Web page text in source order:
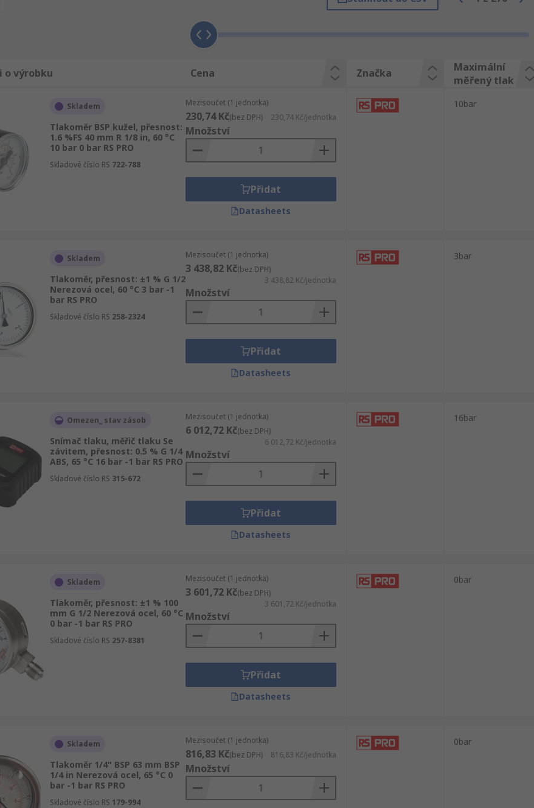
přesvědčili sami a proto Vám nabízíme technickou specifikaci všech výrobků, mezi které také patří
o výrobku Cena Značka
Maximální
měřený tlak
Skladem
Tlakoměr BSP kužel, přesnost:
1.6 %FS 40 mm R 1/8 in, 60 °C
10 bar 0 bar RS PRO
Skladové číslo RS 722-788
Mezisoučet (1 jednotka)
230,74 Kč(bez DPH) 230,74 Kč/jednotka
Množství
Přidat
Datasheets
10bar
Skladem
Tlakoměr, přesnost: ±1 % G 1/2
Nerezová ocel, 60 °C 3 bar -1
bar RS PRO
Skladové číslo RS 258-2324
Mezisoučet (1 jednotka)
3 438,82 Kč(bez DPH)
3 438,82 Kč/jednotka
Množství
Přidat
Datasheets
3bar
Omezen_ stav zásob
Snímač tlaku, měřič tlaku Se
závitem, přesnost: 0.5 % G 1/4
ABS, 65 °C 16 bar -1 bar RS PRO
Skladové číslo RS 315-672
Mezisoučet (1 jednotka)
6 012,72 Kč(bez DPH)
6 012,72 Kč/jednotka
Množství
Přidat
Datasheets
16bar
Skladem
Tlakoměr, přesnost: ±1 % 100
mm G 1/2 Nerezová ocel, 60 °C
0 bar -1 bar RS PRO
Skladové číslo RS 257-8381
Mezisoučet (1 jednotka)
3 601,72 Kč(bez DPH)
3 601,72 Kč/jednotka
Množství
Přidat
Datasheets
0bar
Skladem
Tlakoměr 1/4" BSP 63 mm BSP
1/4 in Nerezová ocel, 65 °C 0
bar -1 bar RS PRO
Skladové číslo RS 179-994
Mezisoučet (1 jednotka)
816,83 Kč(bez DPH) 816,83 Kč/jednotka
Množství
0bar